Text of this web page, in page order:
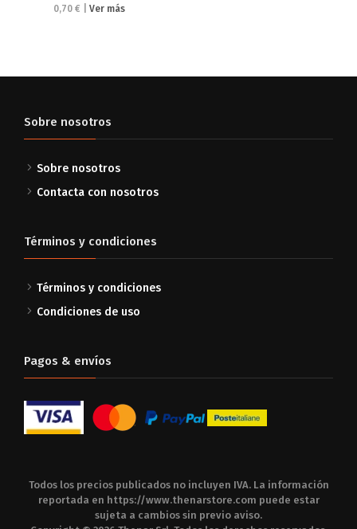
0,70 € | Ver más
Sobre nosotros
Sobre nosotros
Contacta con nosotros
Términos y condiciones
Términos y condiciones
Condiciones de uso
Pagos & envíos
Todos los precios publicados no incluyen IVA. La información
reportada en https://www.thenarstore.com puede estar
sujeta a cambios sin previo aviso.